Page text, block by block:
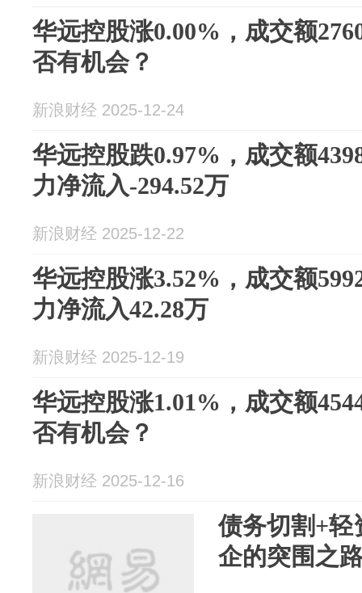
华远控股涨0.00%，成交额
否有机会？
新浪财经 2025-12-24
华远控股跌0.97%，成交额
力净流入-294.52万
新浪财经 2025-12-22
华远控股涨3.52%，成交额
力净流入42.28万
新浪财经 2025-12-19
华远控股涨1.01%，成交额
否有机会？
新浪财经 2025-12-16
债务切割+轻
企的突围之